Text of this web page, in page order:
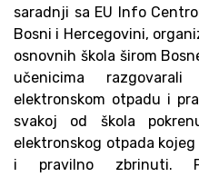
saradnji sa EU Info
Bosni i Hercegovini,
osnovnih škola širom
učenicima
elektronskom otpadu i
svakoj od škola
elektronskog otpada
i pravilno zbrinuti.